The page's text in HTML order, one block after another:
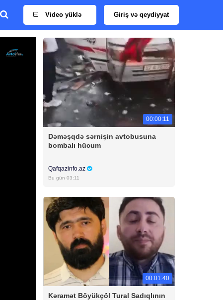
Video yüklə Giriş və qeydiyyat
00:00:11
Dəməşqdə sərnişin avtobusuna
bombalı hücum
Qafqazinfo.az
Bu gün 03:11
00:01:40
Kəramət Böyükçöl Tural Sadıqlının